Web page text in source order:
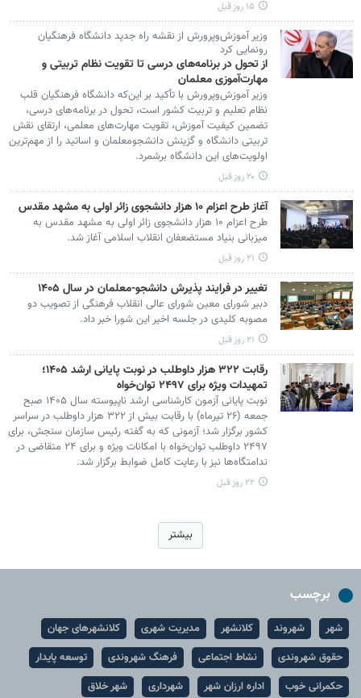
۱۵ روز قبل
وزیر آموزش‌وپرورش از نقشه راه جدید دانشگاه فرهنگیان
رونمایی کرد
از تحول در برنامه‌های درسی تا تقویت نظام تربیتی و
مهارت‌آموزی معلمان
وزیر آموزش‌وپرورش با تأکید بر این‌که دانشگاه فرهنگیان قلب
نظام تعلیم و تربیت کشور است، تحول در برنامه‌های درسی،
تضمین کیفیت آموزش، تقویت مهارت‌های معلمی، ارتقای نقش
تربیتی دانشگاه و گزینش دانشجومعلمان و اساتید را از مهم‌ترین
اولویت‌های این دانشگاه برشمرد.
۲۰ روز قبل
آغاز طرح اعزام ۱۰ هزار دانشجوی زائر اولی به مشهد مقدس
طرح اعزام ۱۰ هزار دانشجوی زائر اولی به مشهد مقدس به
میزبانی بنیاد مستضعفان انقلاب اسلامی آغاز شد.
۲۱ روز قبل
تغییر در فرایند پذیرش دانشجو-معلمان در سال ۱۴۰۵
دبیر شورای معین شورای عالی انقلاب فرهنگی از تصویب دو
مصوبه کلیدی در جلسه اخیر این شورا خبر داد.
۲۱ روز قبل
رقابت ۳۲۲ هزار داوطلب در نوبت پایانی ارشد ۱۴۰۵؛
تمهیدات ویژه برای ۲۴۹۷ توان‌خواه
نوبت پایانی آزمون کارشناسی ارشد ناپیوسته سال ۱۴۰۵ صبح
جمعه (۲۶ تیرماه) با رقابت بیش از ۳۲۲ هزار داوطلب در سراسر
کشور برگزار شد؛ آزمونی که به گفته رئیس سازمان سنجش، برای
۲۴۹۷ داوطلب توان‌خواه با امکانات ویژه و برای ۲۴ متقاضی در
ندامتگاه‌ها نیز با رعایت کامل ضوابط برگزار شد.
۲۲ روز قبل
بیشتر
برچسب
شهر شهروند کلانشهر مدیریت شهری
کلانشهرهای جهان
حقوق شهروندی
نشاط اجتماعی فرهنگ شهروندی
توسعه پایدار
حکمرانی خوب
اداره ارزان شهر شهرداری شهر خلاق